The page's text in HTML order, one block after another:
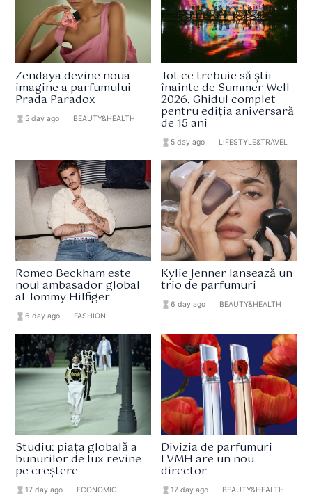
Zendaya devine noua
imagine a parfumului
Prada Paradox
hourglass_full 5 day ago BEAUTY&HEALTH
Tot ce trebuie să știi
înainte de Summer Well
2026. Ghidul complet
pentru ediția aniversară
de 15 ani
hourglass_full 5 day ago LIFESTYLE&TRAVEL
Romeo Beckham este
noul ambasador global
al Tommy Hilfiger
hourglass_full6 day ago FASHION
Kylie Jenner lansează un
trio de parfumuri
hourglass_full 6 day ago BEAUTY&HEALTH
Studiu: piața globală a
bunurilor de lux revine
pe creștere
hourglass_full17 day ago ECONOMIC
Divizia de parfumuri
LVMH are un nou
director
hourglass_full 17 day ago BEAUTY&HEALTH